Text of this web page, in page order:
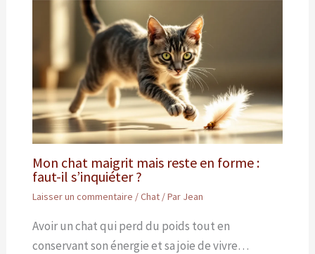
Mon chat maigrit mais reste en forme :
faut-il s’inquiéter ?
Laisser un commentaire /Chat/ Par Jean
Avoir un chat qui perd du poids tout en
conservant son énergie et sa joie de vivre…